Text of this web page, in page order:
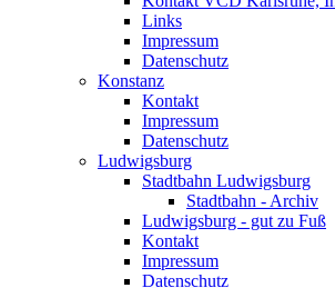
Links
Impressum
Datenschutz
Konstanz
Kontakt
Impressum
Datenschutz
Ludwigsburg
Stadtbahn Ludwigsburg
Stadtbahn - Archiv
Ludwigsburg - gut zu Fuß
Kontakt
Impressum
Datenschutz